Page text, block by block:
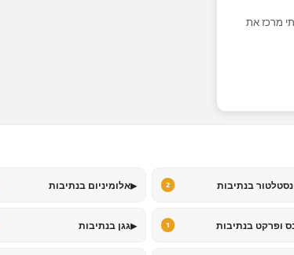
מרכז את
בנתיבות 2
▸אלומיניום בנתיבות
ופרקט בנתיבות 1
▸גגן בנתיבות